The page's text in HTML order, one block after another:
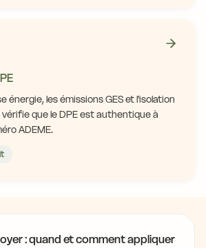
énergie, les émissions GES et l'isolation
que le DPE est authentique à
ADEME.
: quand et comment appliquer